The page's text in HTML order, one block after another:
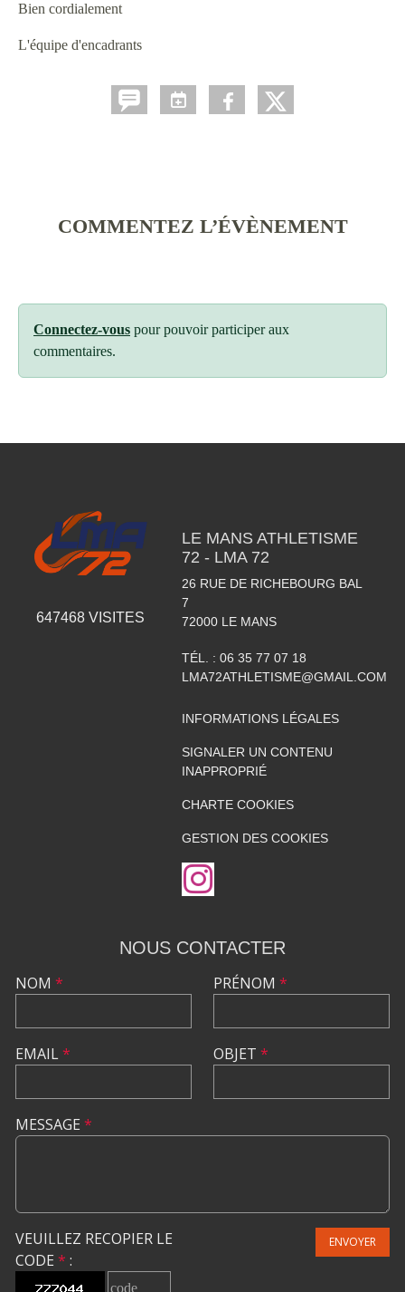
Bien cordialement
L'équipe d'encadrants
COMMENTEZ L’ÉVÈNEMENT
Connectez-vous pour pouvoir participer aux
commentaires.
647468 VISITES
LE MANS ATHLETISME
72 - LMA 72
26 RUE DE RICHEBOURG BAL
7
72000 LE MANS
TÉL. : 06 35 77 07 18
LMA72ATHLETISME@GMAIL.COM
INFORMATIONS LÉGALES
SIGNALER UN CONTENU
INAPPROPRIÉ
CHARTE COOKIES
GESTION DES COOKIES
NOUS CONTACTER
NOM *
EMAIL*
PRÉNOM *
OBJET *
MESSAGE *
VEUILLEZ RECOPIER LE
CODE * :
ENVOYER